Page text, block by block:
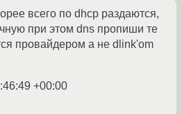
всего по dhcp раздаются,
при этом dns пропиши те
провайдером а не dlink'om
+00:00